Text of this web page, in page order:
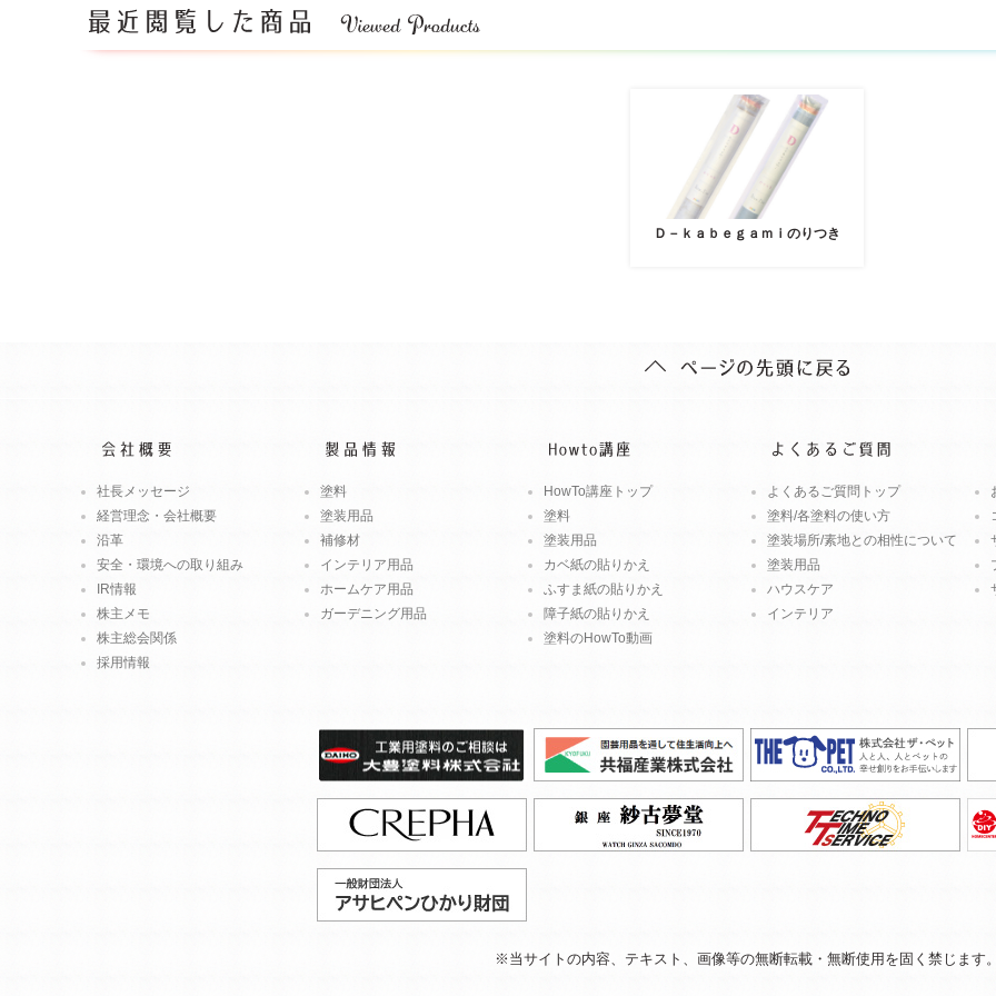
Ｄ－ｋａｂｅｇａｍｉのりつき
社長メッセージ
経営理念・会社概要
沿革
安全・環境への取り組み
IR情報
株主メモ
株主総会関係
採用情報
塗料
塗装用品
補修材
インテリア用品
ホームケア用品
ガーデニング用品
HowTo講座トップ
塗料
塗装用品
カベ紙の貼りかえ
ふすま紙の貼りかえ
障子紙の貼りかえ
塗料のHowTo動画
よくあるご質問トップ
塗料/各塗料の使い方
塗装場所/素地との相性について
塗装用品
ハウスケア
インテリア
※当サイトの内容、テキスト、 画像等の無断転載・無断使用を固く禁じます